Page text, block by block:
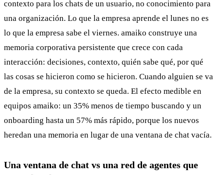
contexto para los chats de un usuario, no conocimiento para
una organización. Lo que la empresa aprende el lunes no es
lo que la empresa sabe el viernes. amaiko construye una
memoria corporativa persistente que crece con cada
interacción: decisiones, contexto, quién sabe qué, por qué
las cosas se hicieron como se hicieron. Cuando alguien se va
de la empresa, su contexto se queda. El efecto medible en
equipos amaiko: un 35% menos de tiempo buscando y un
onboarding hasta un 57% más rápido, porque los nuevos
heredan una memoria en lugar de una ventana de chat vacía.
Una ventana de chat vs una red de agentes que